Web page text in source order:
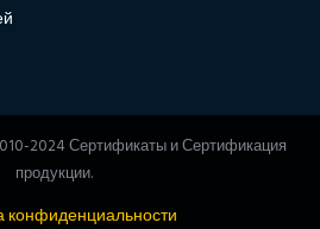
2024 Сертификаты и Сертификация
продукции.
конфиденциальности